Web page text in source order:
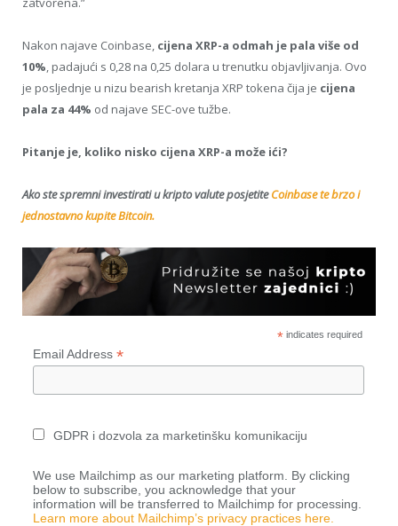
Nakon najave Coinbase, cijena XRP-a odmah je pala više od
10%, padajući s 0,28 na 0,25 dolara u trenutku objavljivanja. Ovo
je posljednje u nizu bearish kretanja XRP tokena čija je cijena
pala za 44% od najave SEC-ove tužbe.
Pitanje je, koliko nisko cijena XRP-a može ići?
Ako ste spremni investirati u kripto valute posjetiteCoinbase te brzo i
jednostavno kupite Bitcoin.
*indicates required
Email Address *
GDPR i dozvola za marketinšku komunikaciju
We use Mailchimp as our marketing platform. By clicking
below to subscribe, you acknowledge that your
information will be transferred to Mailchimp for processing.
Learn more about Mailchimp’s privacy practices here.